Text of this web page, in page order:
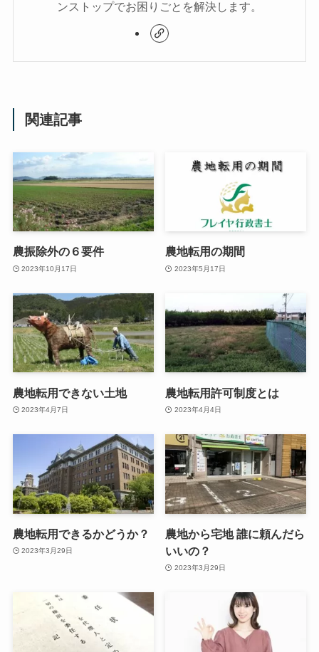
ンストップでお困りごとを解決します。
関連記事
農振除外の６要件
2023年10月17日
農地転用の期間
2023年5月17日
農地転用できない土地
2023年4月7日
農地転用許可制度とは
2023年4月4日
農地転用できるかどうか？
2023年3月29日
農地から宅地 誰に頼んだら
いいの？
2023年3月29日